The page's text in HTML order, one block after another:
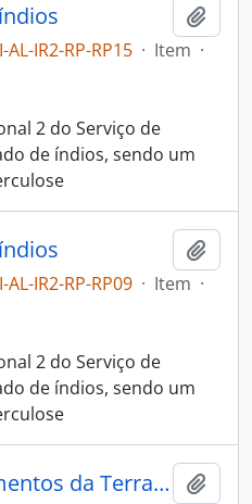
AL-IR2-RP-RP15 · Item ·
2 do Serviço de
de índios, sendo um
AL-IR2-RP-RP09 · Item ·
2 do Serviço de
de índios, sendo um
Coletânea de Documentos da Terra Indígena Barreirinha